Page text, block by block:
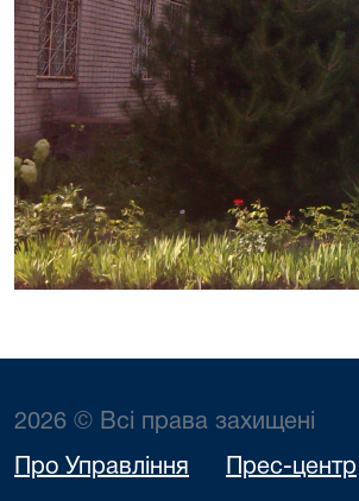
2026 © Всі права захищені
Про Управління Прес-центр